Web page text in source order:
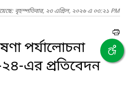
বৃহস্পতিবার, ২৩ এপ্রিল, ২০২৬ এ ০৩:২১ PM
পর্যালোচনা
এর প্রতিবেদন